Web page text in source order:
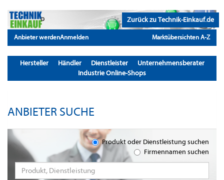
Zurück zu Technik-Einkauf.de
Anbieter werdenAnmelden Marktübersichten A-Z
Hersteller Händler Dienstleister
Unternehmensberater
Industrie Online-Shops
ANBIETER SUCHE
Produkt oder Dienstleistung suchen
Firmennamen suchen